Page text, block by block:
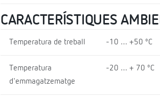
CARACTERÍSTIQUES
Temperatura de treball -10 … +50 ºC
Temperatura
d'emmagatzematge
-20 … + 70 ºC